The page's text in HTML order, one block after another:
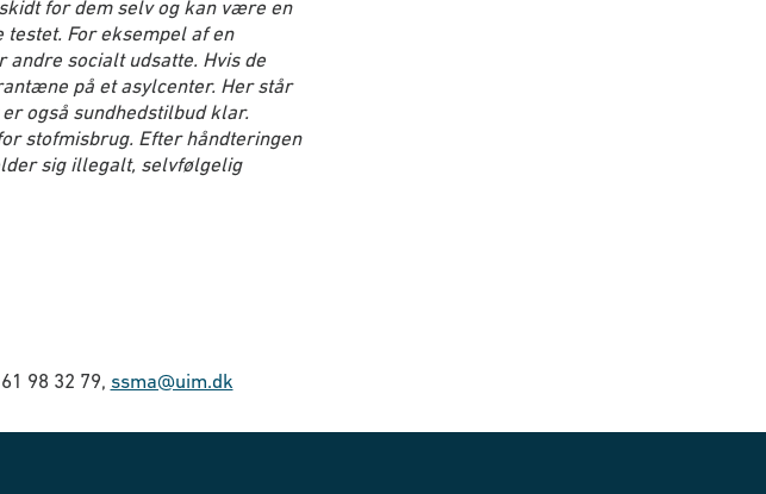
for dem selv og kan være en
For eksempel af en
socialt udsatte. Hvis de
på et asylcenter. Her står
også sundhedstilbud klar.
stofmisbrug. Efter håndteringen
sig illegalt, selvfølgelig
98 32 79, ssma@uim.dk